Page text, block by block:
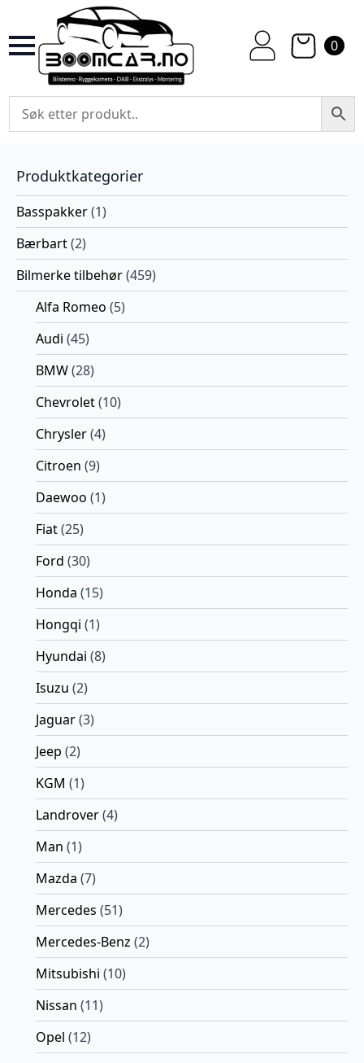
0
Produktkategorier
Basspakker(1)
Bærbart(2)
Bilmerke tilbehør(459)
Alfa Romeo (5)
Audi (45)
BMW(28)
Chevrolet(10)
Chrysler(4)
Citroen (9)
Daewoo (1)
Fiat(25)
Ford (30)
Honda (15)
Hongqi (1)
Hyundai (8)
Isuzu (2)
Jaguar(3)
Jeep (2)
KGM (1)
Landrover(4)
Man (1)
Mazda (7)
Mercedes (51)
Mercedes-Benz (2)
Mitsubishi (10)
Nissan (11)
Opel (12)